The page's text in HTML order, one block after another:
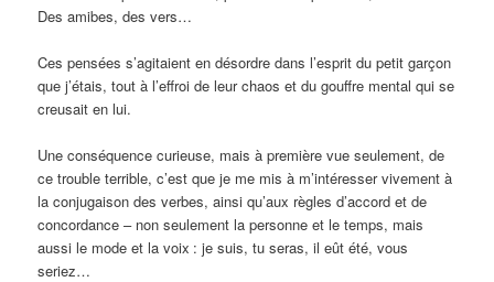
Des amibes, des vers…
Ces pensées s’agitaient en désordre dans l’esprit du petit garçon
que j’étais, tout à l’effroi de leur chaos et du gouffre mental qui se
creusait en lui.
Une conséquence curieuse, mais à première vue seulement, de
ce trouble terrible, c’est que je me mis à m’intéresser vivement à
la conjugaison des verbes, ainsi qu’aux règles d’accord et de
concordance – non seulement la personne et le temps, mais
aussi le mode et la voix : je suis, tu seras, il eût été, vous
seriez…